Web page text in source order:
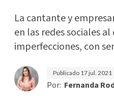
La cantante y
en las redes sociales al
imperfecciones, con
Publicado 17 jul. 2021
Por: Fernanda